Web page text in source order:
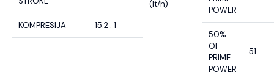
KOMPRESIJA 15.2 : 1
(lt/h)
POWER
50%
OF
PRIME
POWER
51